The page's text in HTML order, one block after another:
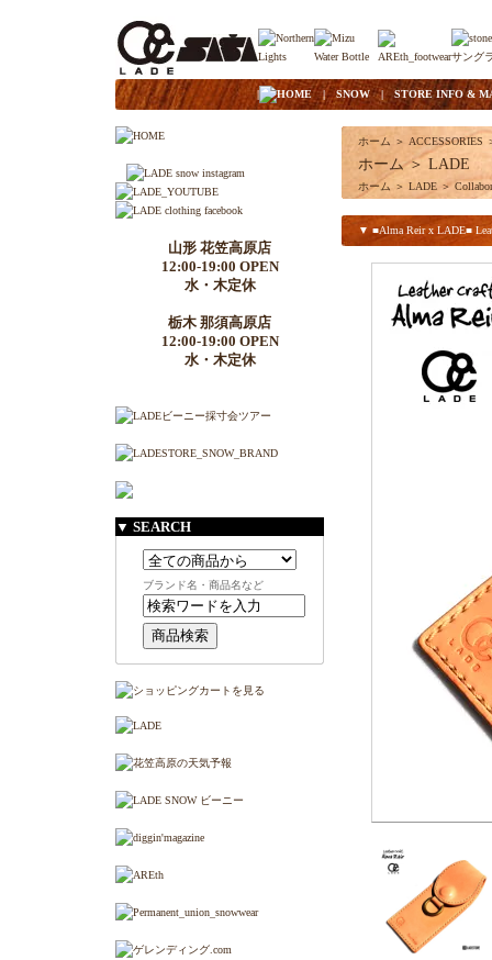
| HOME|SNOW| STORE INFO &
山形 花笠高原店
12:00-19:00 OPEN
水・木定休
栃木 那須高原店
12:00-19:00 OPEN
水・木定休
▼ SEARCH
ブランド名・商品名など
ホーム ＞ ACCESSORIES
ホーム ＞ LADE
ホーム ＞ LADE ＞
▼ ■Alma Reir x LADE■